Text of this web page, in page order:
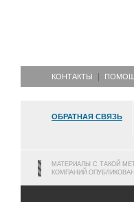
КОНТАКТЫ
ОБРАТНАЯ СВЯЗЬ
МАТЕРИАЛЫ С ТАКОЙ
КОМПАНИЙ